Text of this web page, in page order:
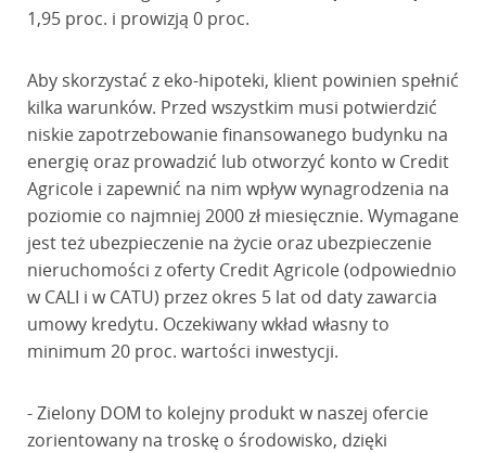
1,95 proc. i prowizją 0 proc.
Aby skorzystać z eko-hipoteki, klient powinien spełnić
kilka warunków. Przed wszystkim musi potwierdzić
niskie zapotrzebowanie finansowanego budynku na
energię oraz prowadzić lub otworzyć konto w Credit
Agricole i zapewnić na nim wpływ wynagrodzenia na
poziomie co najmniej 2000 zł miesięcznie. Wymagane
jest też ubezpieczenie na życie oraz ubezpieczenie
nieruchomości z oferty Credit Agricole (odpowiednio
w CALI i w CATU) przez okres 5 lat od daty zawarcia
umowy kredytu. Oczekiwany wkład własny to
minimum 20 proc. wartości inwestycji.
- Zielony DOM to kolejny produkt w naszej ofercie
zorientowany na troskę o środowisko, dzięki